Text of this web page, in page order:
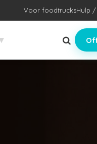
Voor foodtrucksHulp /